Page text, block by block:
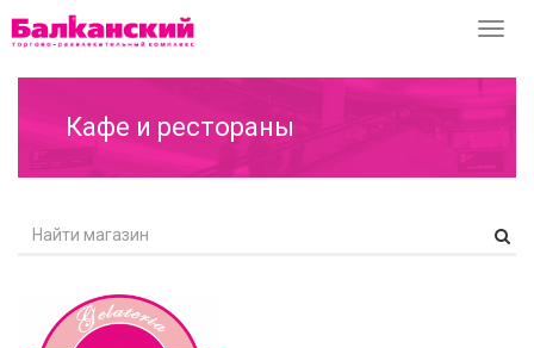
Кафе и рестораны